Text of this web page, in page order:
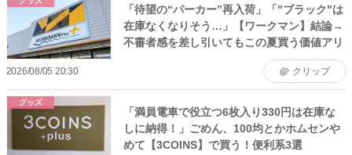
「待望の“パーカー”再入荷」「"ブラック"は
在庫なくなりそう…」【ワークマン】結論→
不審者感を差し引いてもこの夏買う価値アリ
2026/08/05 20:30 クリップ
グッズ
「満員電車で役立つ6枚入り330円は在庫な
しに納得！」ごめん、100均とかホムセンや
めて【3COINS】で買う！便利系3選